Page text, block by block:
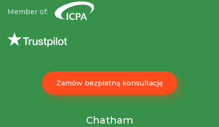
Member of:
Zamów bezpłatną konsultację
Chatham